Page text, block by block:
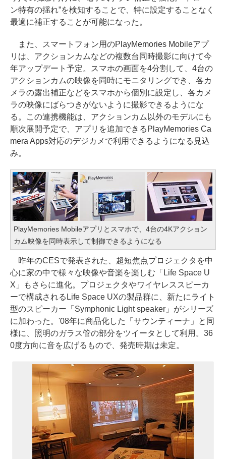
ン特有の揺れ”を検知することで、特に設定することなく
最適に補正することが可能になった。
また、スマートフォン用のPlayMemories Mobileアプ
リは、アクションカムなどの複数台同時撮影に向けて今
年アップデート予定。スマホの画面を4分割して、4台の
アクションカムの映像を同時にモニタリングでき、各カ
メラの露出補正などをスマホから個別に設定し、各カメ
ラの映像にばらつきがないように撮影できるようにな
る。この連携機能は、アクションカム以外のモデルにも
順次展開予定で、アプリを追加できるPlayMemories Ca
mera Apps対応のデジカメで利用できるようになる見込
み。
PlayMemories Mobileアプリとスマホで、4台の4Kアクション
カム映像を同時表示して制御できるようになる
昨年のCESで発表された、超短焦点プロジェクタを中
心に家の中で様々な映像や音楽を楽しむ「Life Space U
X」もさらに進化。プロジェクタやワイヤレススピーカ
ーで構成されるLife Space UXの製品群に、新たにライト
型のスピーカー「Symphonic Light speaker」がシリーズ
に加わった。'08年に商品化した「サウンティーナ」と同
様に、照明のガラス管の部分をツイータとして利用。36
0度方向に音を広げるもので、発売時期は未定。